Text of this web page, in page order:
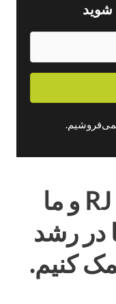
شوید
نمی‌فروشیم.
و ما
در رشد
کنیم.